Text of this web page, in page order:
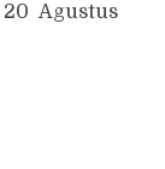
Agustus